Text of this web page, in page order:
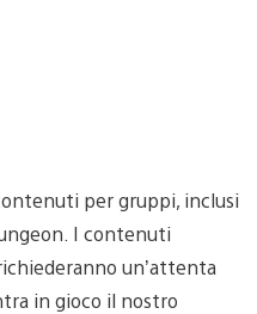
per gruppi, inclusi
I contenuti
un’attenta
in gioco il nostro